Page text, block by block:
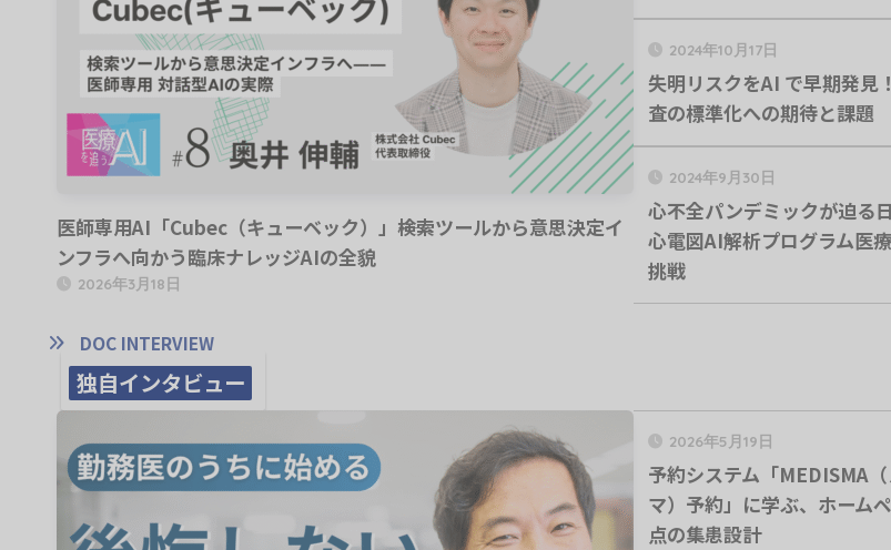
医師専用AI「Cubec（キューベック）」――検索ツールから意思決定イ
ンフラへ向かう臨床ナレッジAIの全貌
2026年3月18日
2024年10月17日
失明リスクをAI で早期発見
査の標準化への期待と課題
2024年9月30日
心不全パンデミックが迫る
心電図AI解析プログラム医
挑戦
DOC INTERVIEW
独自インタビュー
2026年5月19日
予約システム「MEDISMA
マ）予約」に学ぶ、ホーム
点の集患設計